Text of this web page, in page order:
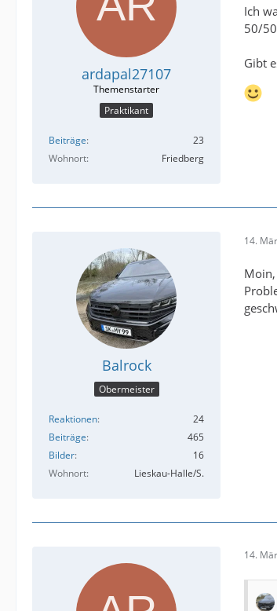
ardapal27107
Praktikant
Beiträge
23
Wohnort
Friedberg
Ich
50/
Gibt
Balrock
Obermeister
Reaktionen
24
Beiträge
465
Bilder
16
Wohnort
Lieskau-Halle/S.
14.
14.